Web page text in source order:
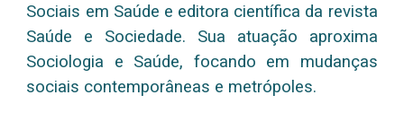
Sociais em Saúde e editora científica da revista
Saúde e Sociedade. Sua atuação aproxima
Sociologia e Saúde, focando em mudanças
sociais contemporâneas e metrópoles.